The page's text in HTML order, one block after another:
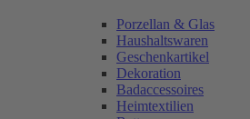
Porzellan & Glas
Haushaltswaren
Geschenkartikel
Dekoration
Badaccessoires
Heimtextilien